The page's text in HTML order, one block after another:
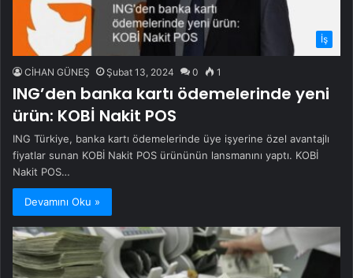
İş
CİHAN GÜNEŞ Şubat 13, 2024 0 1
ING’den banka kartı ödemelerinde yeni
ürün: KOBİ Nakit POS
ING Türkiye, banka kartı ödemelerinde üye işyerine özel avantajlı
fiyatlar sunan KOBİ Nakit POS ürününün lansmanını yaptı. KOBİ
Nakit POS…
Devamını Oku »